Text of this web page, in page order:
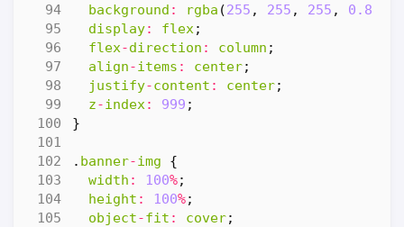
background : rgba (255 , 255 , 255 , 0.8
display: flex;
flex-direction : column ;
align-items : center;
justify-content : center;
z-index: 999 ;
}
. banner-img
{
width : 100%;
height : 100%;
object-fit : cover;